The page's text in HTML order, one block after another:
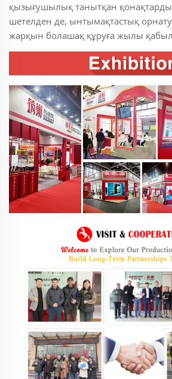
қызығушылық танытқан
шетелден де, ынтымақтастық
жарқын болашақ құруға жылы